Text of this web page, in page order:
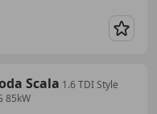
Scala 1.6 TDI Style
85kW